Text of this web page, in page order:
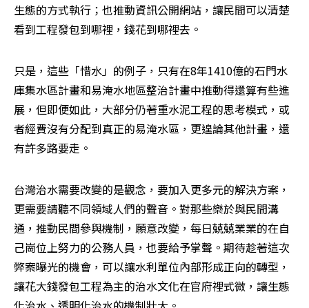
生態的方式執行；也推動資訊公開網站，讓民間可以清楚
看到工程發包到哪裡，錢花到哪裡去。
只是，這些「惜水」的例子，只有在8年1410億的石門水
庫集水區計畫和易淹水地區整治計畫中推動得還算有些進
展，但即便如此，大部分仍著重水泥工程的思考模式，或
者經費沒有分配到真正的易淹水區，更遑論其他計畫，還
有許多路要走。
台灣治水需要改變的是觀念，要加入更多元的解決方案，
更需要請聽不同領域人們的聲音。對那些樂於與民間溝
通，推動民間參與機制，願意改變，每日兢兢業業的在自
己崗位上努力的公務人員，也要給予掌聲。期待趁著這次
弊案曝光的機會，可以讓水利單位內部形成正向的轉型，
讓花大錢發包工程為主的治水文化在官府裡式微，讓生態